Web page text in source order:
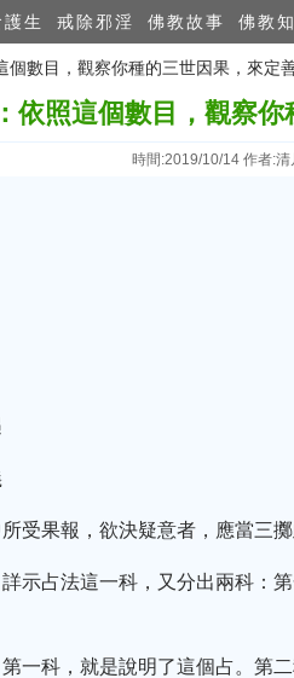
生 戒除邪淫 佛教故事 佛教
個數目，觀察你種的三世因果，來定
依照這個數目，觀察
時間:2019/10/14 作者:清
受果報，欲決疑意者，應當三
示占法這一科，又分出兩科：
一科，就是說明了這個占。第